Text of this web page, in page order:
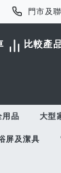
門市及
比較產
用品 大型
屏及潔具